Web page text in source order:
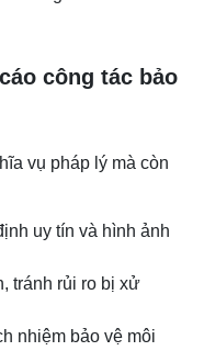
công tác bảo
vụ pháp lý mà còn
uy tín và hình ảnh
tránh rủi ro bị xử
nhiệm bảo vệ môi